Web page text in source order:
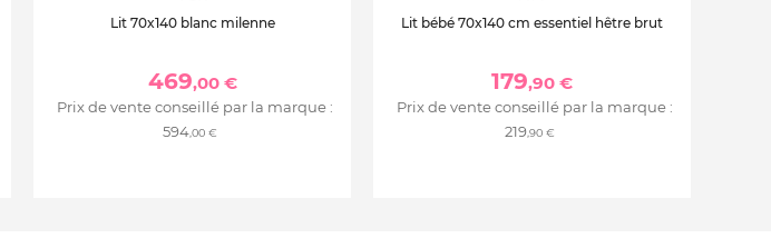
Lit 70x140 blanc milenne
469,00 €
Prix de vente conseillé par la marque :
594,00 €
Lit bébé 70x140 cm essentiel hêtre brut
179,90 €
Prix de vente conseillé par la marque :
219,90 €